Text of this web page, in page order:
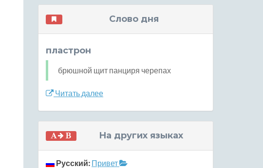
Слово дня
пластрон
брюшной щит панциря черепах
Читать далее
На других языках
Русский: Привет